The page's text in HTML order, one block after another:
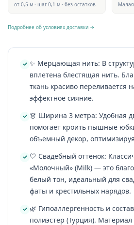
от 0,5 м · шаг 0,1 м · без остатков
Подробнее об условиях доставки →
✨ Мерцающая нить: В
вплетена блестящая нить.
ткань красиво переливается
эффектное сияние.
👗 Ширина 3 метра: Удобная
помогает кроить пышные
объемный декор,
🤍 Свадебный оттенок:
«Молочный» (Milk) — это
белый тон, идеальный для
фаты и крестильных нарядов.
🌿 Гипоаллергенность и
полиэстер (Турция).